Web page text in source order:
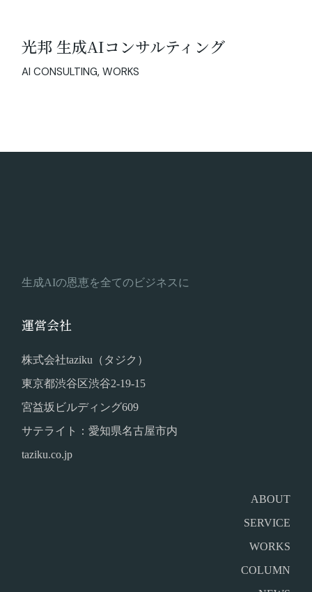
光邦 生成AIコンサルティング
AI CONSULTING WORKS
生成AIの恩恵を全てのビジネスに
運営会社
株式会社taziku（タジク）
東京都渋谷区渋谷2-19-15
宮益坂ビルディング609
サテライト：愛知県名古屋市内
taziku.co.jp
ABOUT
SERVICE
WORKS
COLUMN